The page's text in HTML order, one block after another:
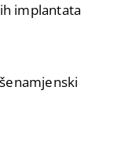
implantata